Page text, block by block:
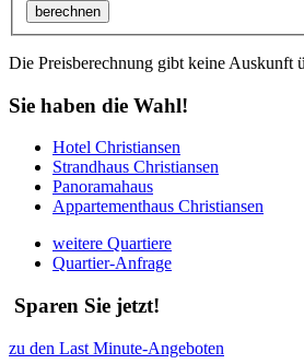
Die Preisberechnung gibt keine Auskunft
Sie haben die Wahl!
Hotel Christiansen
Strandhaus Christiansen
Panoramahaus
Appartementhaus Christiansen
weitere Quartiere
Quartier-Anfrage
Sparen Sie jetzt!
zu den Last Minute-Angeboten